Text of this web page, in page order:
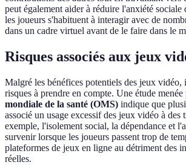
peut également aider à réduire l'anxiété sociale
les joueurs s'habituent à interagir avec de
dans un cadre virtuel avant de le faire dans le
Risques associés aux jeux
Malgré les bénéfices potentiels des jeux vidéo,
risques à prendre en compte. Une étude menée
mondiale de la santé (OMS) indique que
associé un usage excessif des jeux vidéo à des
exemple, l'isolement social, la dépendance et
survenir lorsque les joueurs passent trop de
plateformes de jeux en ligne au détriment des
réelles.